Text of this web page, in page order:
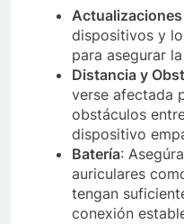
dispositivos y
para asegurar
Distancia y
verse afectada
obstáculos
dispositivo
Batería:
auriculares
tengan
conexión